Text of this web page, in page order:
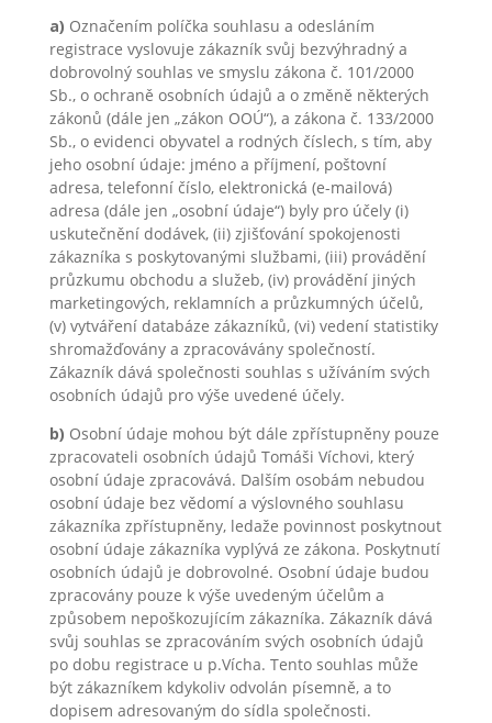
a) Označením políčka souhlasu a odesláním
registrace vyslovuje zákazník svůj bezvýhradný a
dobrovolný souhlas ve smyslu zákona č. 101/2000
Sb., o ochraně osobních údajů a o změně některých
zákonů (dále jen „zákon OOÚ“), a zákona č. 133/2000
Sb., o evidenci obyvatel a rodných číslech, s tím, aby
jeho osobní údaje: jméno a příjmení, poštovní
adresa, telefonní číslo, elektronická (e-mailová)
adresa (dále jen „osobní údaje“) byly pro účely (i)
uskutečnění dodávek, (ii) zjišťování spokojenosti
zákazníka s poskytovanými službami, (iii) provádění
průzkumu obchodu a služeb, (iv) provádění jiných
marketingových, reklamních a průzkumných účelů,
(v) vytváření databáze zákazníků, (vi) vedení statistiky
shromažďovány a zpracovávány společností.
Zákazník dává společnosti souhlas s užíváním svých
osobních údajů pro výše uvedené účely.
b) Osobní údaje mohou být dále zpřístupněny pouze
zpracovateli osobních údajů Tomáši Víchovi, který
osobní údaje zpracovává. Dalším osobám nebudou
osobní údaje bez vědomí a výslovného souhlasu
zákazníka zpřístupněny, ledaže povinnost poskytnout
osobní údaje zákazníka vyplývá ze zákona. Poskytnutí
osobních údajů je dobrovolné. Osobní údaje budou
zpracovány pouze k výše uvedeným účelům a
způsobem nepoškozujícím zákazníka. Zákazník dává
svůj souhlas se zpracováním svých osobních údajů
po dobu registrace u p.Vícha. Tento souhlas může
být zákazníkem kdykoliv odvolán písemně, a to
dopisem adresovaným do sídla společnosti.